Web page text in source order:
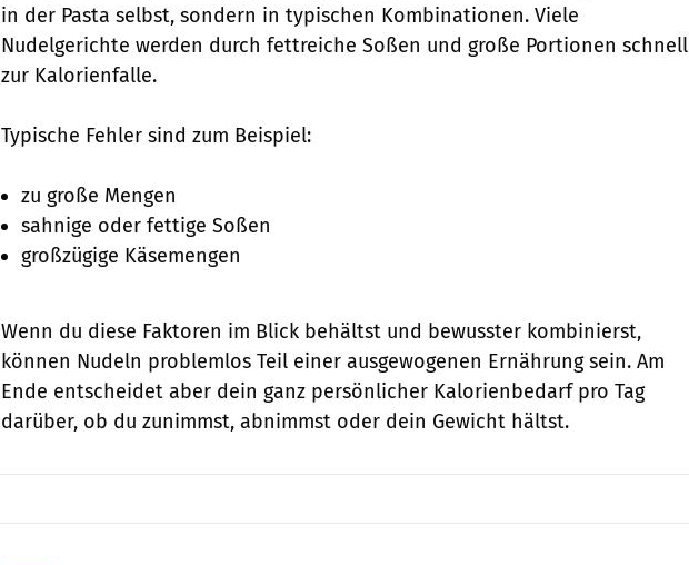
in der Pasta selbst, sondern in typischen Kombinationen. Viele
Nudelgerichte werden durch fettreiche Soßen und große Portionen schnell
zur Kalorienfalle.
Typische Fehler sind zum Beispiel:
zu große Mengen
sahnige oder fettige Soßen
großzügige Käsemengen
Wenn du diese Faktoren im Blick behältst und bewusster kombinierst,
können Nudeln problemlos Teil einer ausgewogenen Ernährung sein. Am
Ende entscheidet aber dein ganz persönlicher Kalorienbedarf pro Tag
darüber, ob du zunimmst, abnimmst oder dein Gewicht hältst.